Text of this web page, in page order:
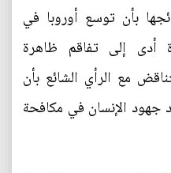
بأن توسع أوروبا في
أدى إلى تفاقم ظاهرة
مع الرأي الشائع بأن
جهود الإنسان في مكافحة